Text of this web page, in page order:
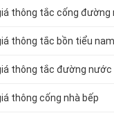
thông tắc cống
thông tắc bồn tiểu nam
thông tắc đường nước
thông cống nhà bếp